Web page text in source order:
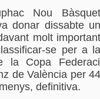
Nou Bàsquet
donar dissabte un
molt important
se per a la
la Copa
de València per
definitiva.